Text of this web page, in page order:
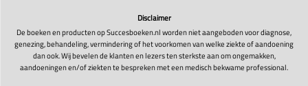
Disclaimer
De boeken en producten op Succesboeken.nl worden niet aangeboden voor diagnose,
genezing, behandeling, vermindering of het voorkomen van welke ziekte of aandoening
dan ook. Wij bevelen de klanten en lezers ten sterkste aan om ongemakken,
aandoeningen en/of ziekten te bespreken met een medisch bekwame professional.